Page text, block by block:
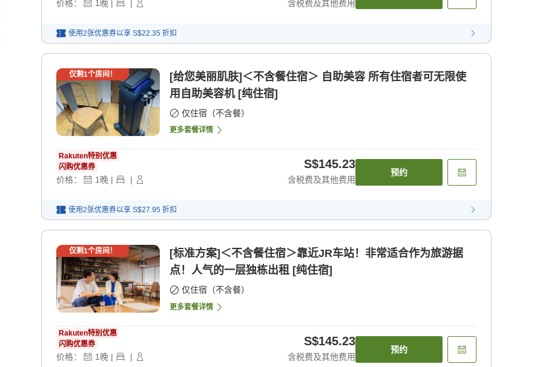
价格： 1晚 | | 含税费及其他费用
使用2张优惠券以享 S$22.35 折扣
仅剩1个房间！
[给您美丽肌肤]＜不含餐住宿＞ 自助美容 所有住宿者可无限使
用自助美容机 [纯住宿]
仅住宿（不含餐）
更多套餐详情
Rakuten特别优惠
闪购优惠券
价格： 1晚 | |
S$145.23
含税费及其他费用
预约
使用2张优惠券以享 S$27.95 折扣
仅剩1个房间！
[标准方案]＜不含餐住宿＞靠近JR车站！非常适合作为旅游据
点！人气的一层独栋出租 [纯住宿]
仅住宿（不含餐）
更多套餐详情
Rakuten特别优惠
闪购优惠券
价格： 1 晚 | |
S$145.23
含税费及其他费用
预约